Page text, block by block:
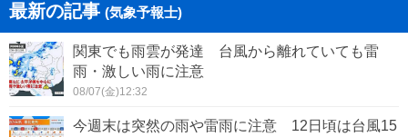
最新の記事 (気象予報士)
関東でも雨雲が発達 台風から離れていても雷
雨・激しい雨に注意
08/07(金)12:32
今週末は突然の雨や雷雨に注意 12日頃は台風15